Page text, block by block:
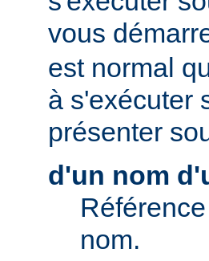
vous
est normal
à s'exécuter
présenter
d'un nom
nom.